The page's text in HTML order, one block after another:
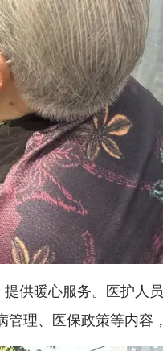
暖心服务。医护人
理、医保政策等内容